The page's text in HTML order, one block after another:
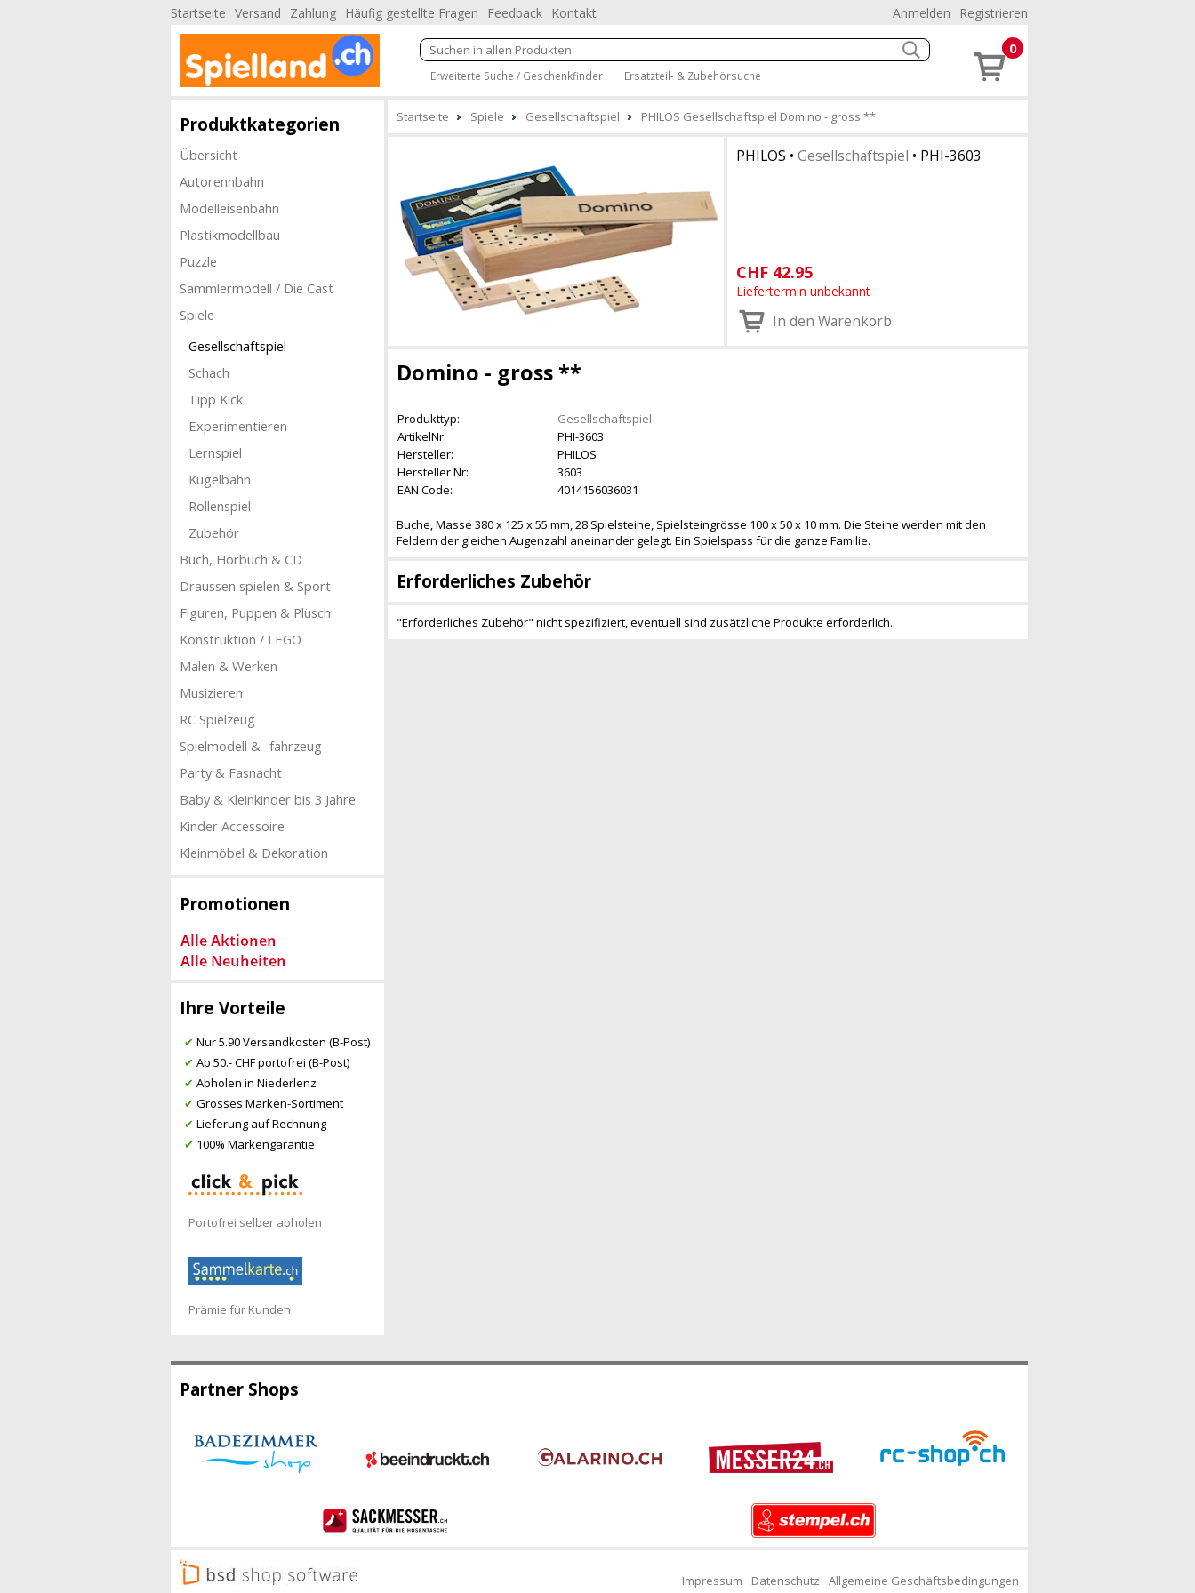
Startseite Versand Zahlung Häufig gestellte Fragen Feedback Kontakt Anmelden Registrieren
Erweiterte Suche / Geschenkfinder Ersatzteil- & Zubehörsuche
0
Produktkategorien
Übersicht
Autorennbahn
Modelleisenbahn
Plastikmodellbau
Puzzle
Sammlermodell / Die Cast
Spiele
Gesellschaftspiel
Schach
Tipp Kick
Experimentieren
Lernspiel
Kugelbahn
Rollenspiel
Zubehör
Buch, Hörbuch & CD
Draussen spielen & Sport
Figuren, Puppen & Plüsch
Konstruktion / LEGO
Malen & Werken
Musizieren
RC Spielzeug
Spielmodell & -fahrzeug
Party & Fasnacht
Baby & Kleinkinder bis 3 Jahre
Kinder Accessoire
Kleinmöbel & Dekoration
Promotionen
Ihre Vorteile
✔ Nur 5.90 Versandkosten (B-Post)
✔ Ab 50.- CHF portofrei (B-Post)
✔ Abholen in Niederlenz
✔ Grosses Marken-Sortiment
✔ Lieferung auf Rechnung
✔ 100% Markengarantie
Portofrei selber abholen
Prämie für Kunden
Startseite Spiele Gesellschaftspiel PHILOS Gesellschaftspiel Domino - gross **
PHILOS • Gesellschaftspiel • PHI-3603
CHF 42.95
Liefertermin unbekannt
In den Warenkorb
Domino - gross **
Produkttyp:
Gesellschaftspiel
ArtikelNr:
PHI-3603
Hersteller:
PHILOS
Hersteller Nr:
3603
EAN Code:
4014156036031
Buche, Masse 380 x 125 x 55 mm, 28 Spielsteine, Spielsteingrösse 100 x 50 x 10 mm. Die Steine werden mit den
Feldern der gleichen Augenzahl aneinander gelegt. Ein Spielspass für die ganze Familie.
Erforderliches Zubehör
"Erforderliches Zubehör" nicht spezifiziert, eventuell sind zusätzliche Produkte erforderlich.
Partner Shops
Impressum Datenschutz Allgemeine Geschäftsbedingungen